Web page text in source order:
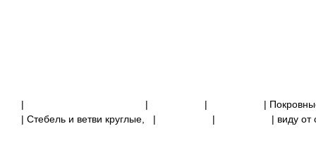
| | |
|
| Стебель и ветви круглые,
| | |